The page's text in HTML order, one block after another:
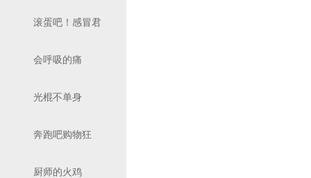
滚蛋吧！感冒君
会呼吸的痛
光棍不单身
奔跑吧购物狂
厨师的火鸡